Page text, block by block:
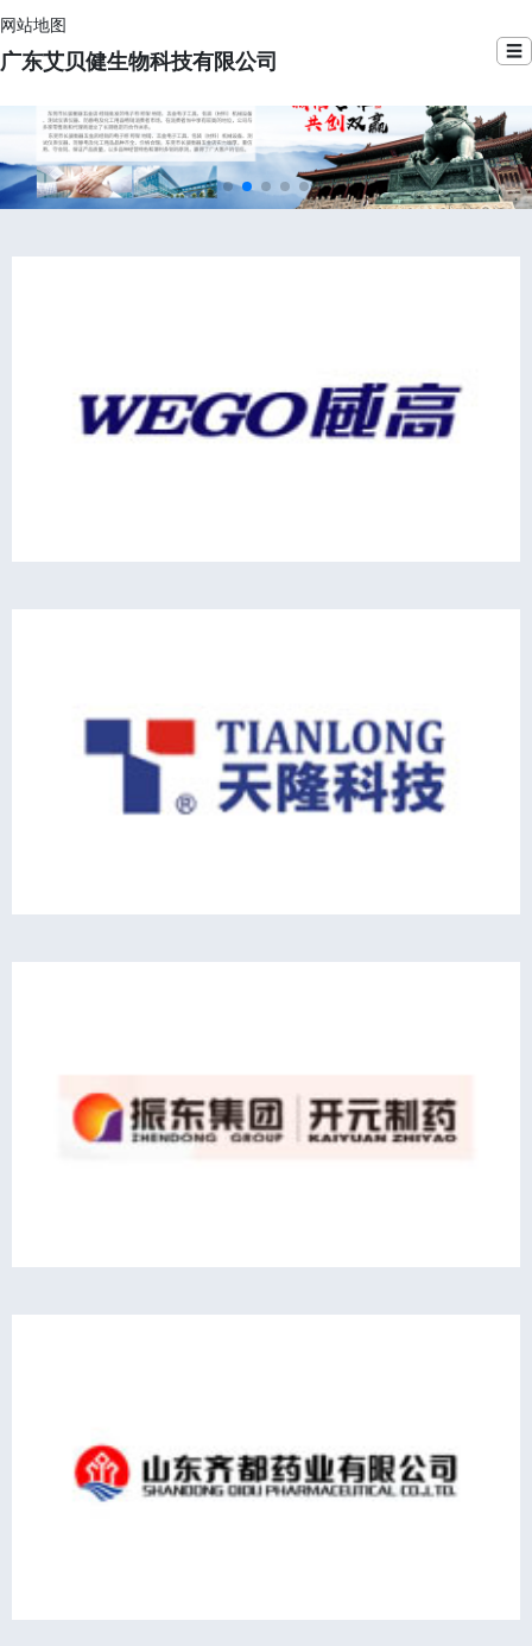
网站地图
广东艾贝健生物科技有限公司 ☰